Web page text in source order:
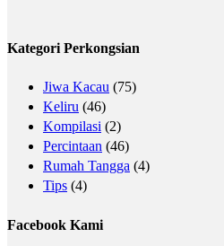
Kategori Perkongsian
Jiwa Kacau (75)
Keliru (46)
Kompilasi (2)
Percintaan (46)
Rumah Tangga (4)
Tips (4)
Facebook Kami